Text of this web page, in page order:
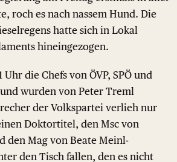
roch es nach nassem Hund. Die
hatte sich in Lokal
hineingezogen.
die Chefs von ÖVP, SPÖ und
wurden von Peter Treml
der Volkspartei verlieh nur
Doktortitel, den Msc von
den Mag von Beate Meinl-
den Tisch fallen, den es nicht